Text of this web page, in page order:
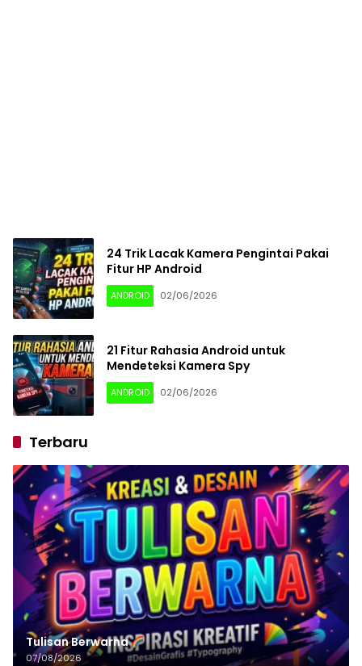
24 Trik Lacak Kamera Pengintai Pakai
Fitur HP Android
ANDROID 02/06/2026
21 Fitur Rahasia Android untuk
Mendeteksi Kamera Spy
ANDROID 02/06/2026
Terbaru
Tulisan‌‌‌‌‌‌‌‌‌‌‌‌‌‌‌‌ Berwarna
07/08/2026